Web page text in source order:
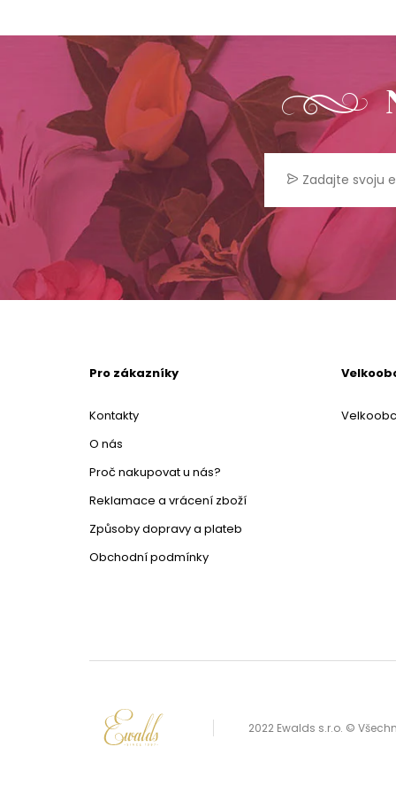
Pro zákazníky
Kontakty
O nás
Proč nakupovat u nás?
Reklamace a vrácení zboží
Způsoby dopravy a plateb
Obchodní podmínky
2022 Ewalds s.r.o. ©